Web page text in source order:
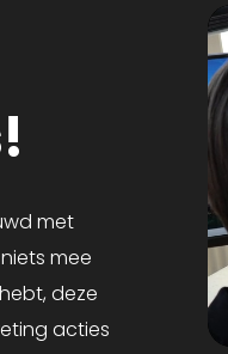
met
mee
deze
acties